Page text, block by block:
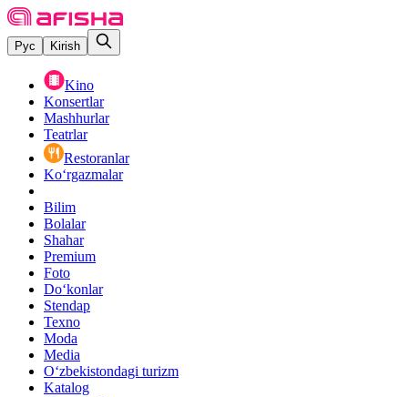
Рус Kirish
Kino
Konsertlar
Mashhurlar
Teatrlar
Restoranlar
Ko‘rgazmalar
Bilim
Bolalar
Shahar
Premium
Foto
Do‘konlar
Stendap
Texno
Moda
Media
O‘zbekistondagi turizm
Katalog